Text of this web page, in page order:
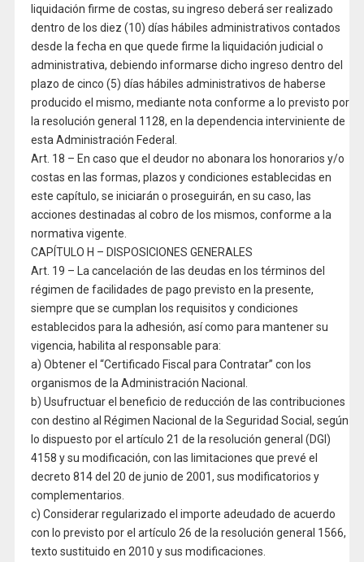
liquidación firme de costas, su ingreso deberá ser realizado
dentro de los diez (10) días hábiles administrativos contados
desde la fecha en que quede firme la liquidación judicial o
administrativa, debiendo informarse dicho ingreso dentro del
plazo de cinco (5) días hábiles administrativos de haberse
producido el mismo, mediante nota conforme a lo previsto por
la resolución general 1128, en la dependencia interviniente de
esta Administración Federal.
Art. 18 – En caso que el deudor no abonara los honorarios y/o
costas en las formas, plazos y condiciones establecidas en
este capítulo, se iniciarán o proseguirán, en su caso, las
acciones destinadas al cobro de los mismos, conforme a la
normativa vigente.
CAPÍTULO H – DISPOSICIONES GENERALES
Art. 19 – La cancelación de las deudas en los términos del
régimen de facilidades de pago previsto en la presente,
siempre que se cumplan los requisitos y condiciones
establecidos para la adhesión, así como para mantener su
vigencia, habilita al responsable para:
a) Obtener el “Certificado Fiscal para Contratar” con los
organismos de la Administración Nacional.
b) Usufructuar el beneficio de reducción de las contribuciones
con destino al Régimen Nacional de la Seguridad Social, según
lo dispuesto por el artículo 21 de la resolución general (DGI)
4158 y su modificación, con las limitaciones que prevé el
decreto 814 del 20 de junio de 2001, sus modificatorios y
complementarios.
c) Considerar regularizado el importe adeudado de acuerdo
con lo previsto por el artículo 26 de la resolución general 1566,
texto sustituido en 2010 y sus modificaciones.